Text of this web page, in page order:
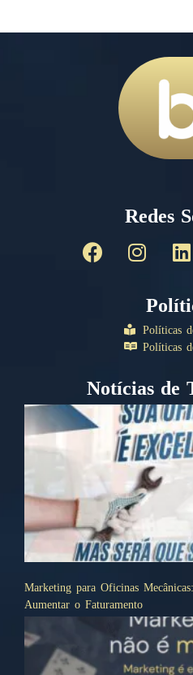
Redes
Políticas
Políticas
Notícias de
Marketing para Oficinas
Aumentar o Faturamento